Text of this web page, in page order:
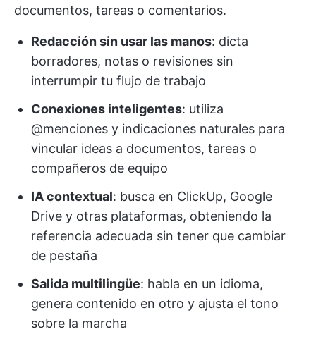
documentos, tareas o comentarios.
Redacción sin usar las manos: dicta
borradores, notas o revisiones sin
interrumpir tu flujo de trabajo
Conexiones inteligentes: utiliza
@menciones y indicaciones naturales para
vincular ideas a documentos, tareas o
compañeros de equipo
IA contextual: busca en ClickUp, Google
Drive y otras plataformas, obteniendo la
referencia adecuada sin tener que cambiar
de pestaña
Salida multilingüe: habla en un idioma,
genera contenido en otro y ajusta el tono
sobre la marcha